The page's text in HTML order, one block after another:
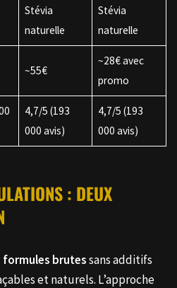
Stévia
naturelle
Stévia
naturelle
~55€
~28€ avec
promo
4,7/5 (193
000 avis)
4,7/5 (193
000 avis)
: DEUX
formules brutessans additifs
et naturels. L’approche